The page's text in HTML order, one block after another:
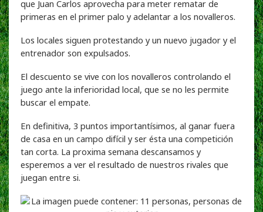
que Juan Carlos aprovecha para meter rematar de
primeras en el primer palo y adelantar a los novalleros.
Los locales siguen protestando y un nuevo jugador y el
entrenador son expulsados.
El descuento se vive con los novalleros controlando el
juego ante la inferioridad local, que se no les permite
buscar el empate.
En definitiva, 3 puntos importantísimos, al ganar fuera
de casa en un campo difícil y ser ésta una competición
tan corta. La proxima semana descansamos y
esperemos a ver el resultado de nuestros rivales que
juegan entre si.